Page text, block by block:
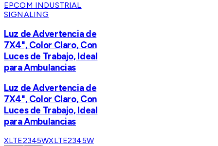
EPCOM INDUSTRIAL
SIGNALING
Luz de Advertencia de
7X4", Color Claro, Con
Luces de Trabajo, Ideal
para Ambulancias
Luz de Advertencia de
7X4", Color Claro, Con
Luces de Trabajo, Ideal
para Ambulancias
XLTE2345WXLTE2345W